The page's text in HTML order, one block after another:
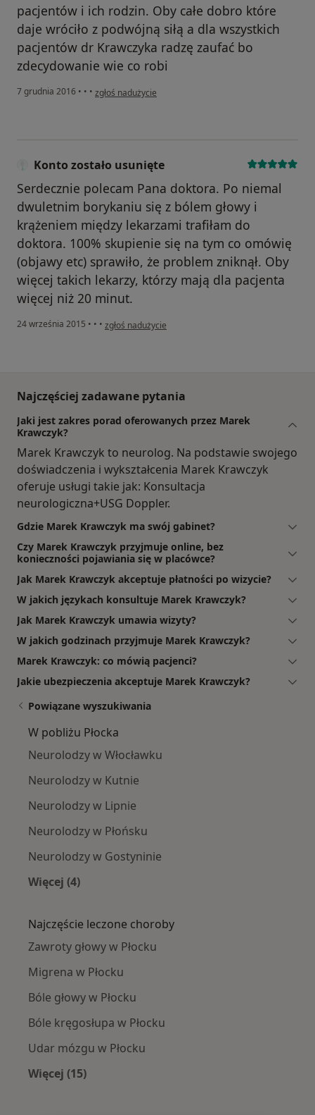
pacjentów i ich rodzin. Oby całe dobro które
daje wróciło z podwójną siłą a dla wszystkich
pacjentów dr Krawczyka radzę zaufać bo
zdecydowanie wie co robi
7 grudnia 2016 • • • w opinii użytkownika Pacjent
zgłoś nadużycie
Konto zostało usunięte
Serdecznie polecam Pana doktora. Po niemal
dwuletnim borykaniu się z bólem głowy i
krążeniem między lekarzami trafiłam do
doktora. 100% skupienie się na tym co omówię
(objawy etc) sprawiło, że problem zniknął. Oby
więcej takich lekarzy, którzy mają dla pacjenta
więcej niż 20 minut.
24 września 2015 • • • w opinii użytkownika Konto zostało usunięte
zgłoś nadużycie
Najczęściej zadawane pytania
Jaki jest zakres porad oferowanych przez Marek
Krawczyk?
Marek Krawczyk to neurolog. Na podstawie swojego
doświadczenia i wykształcenia Marek Krawczyk
oferuje usługi takie jak: Konsultacja
neurologiczna+USG Doppler.
Gdzie Marek Krawczyk ma swój gabinet?
Czy Marek Krawczyk przyjmuje online, bez
konieczności pojawiania się w placówce?
Jak Marek Krawczyk akceptuje płatności po wizycie?
W jakich językach konsultuje Marek Krawczyk?
Jak Marek Krawczyk umawia wizyty?
W jakich godzinach przyjmuje Marek Krawczyk?
Marek Krawczyk: co mówią pacjenci?
Jakie ubezpieczenia akceptuje Marek Krawczyk?
Powiązane wyszukiwania
W pobliżu Płocka
Neurolodzy w Włocławku
Neurolodzy w Kutnie
Neurolodzy w Lipnie
Neurolodzy w Płońsku
Neurolodzy w Gostyninie
Więcej (4)
Najczęście leczone choroby
Zawroty głowy w Płocku
Migrena w Płocku
Bóle głowy w Płocku
Bóle kręgosłupa w Płocku
Udar mózgu w Płocku
Więcej (15)